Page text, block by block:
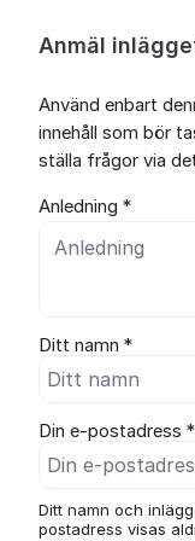
Anmäl
Använd enbart
innehåll som bör
ställa frågor via
Anledning *
Ditt namn *
Din e-postadress *
Ditt namn och
postadress visas